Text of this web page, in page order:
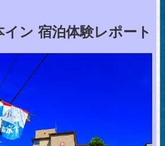
ン 宿泊体験レポート